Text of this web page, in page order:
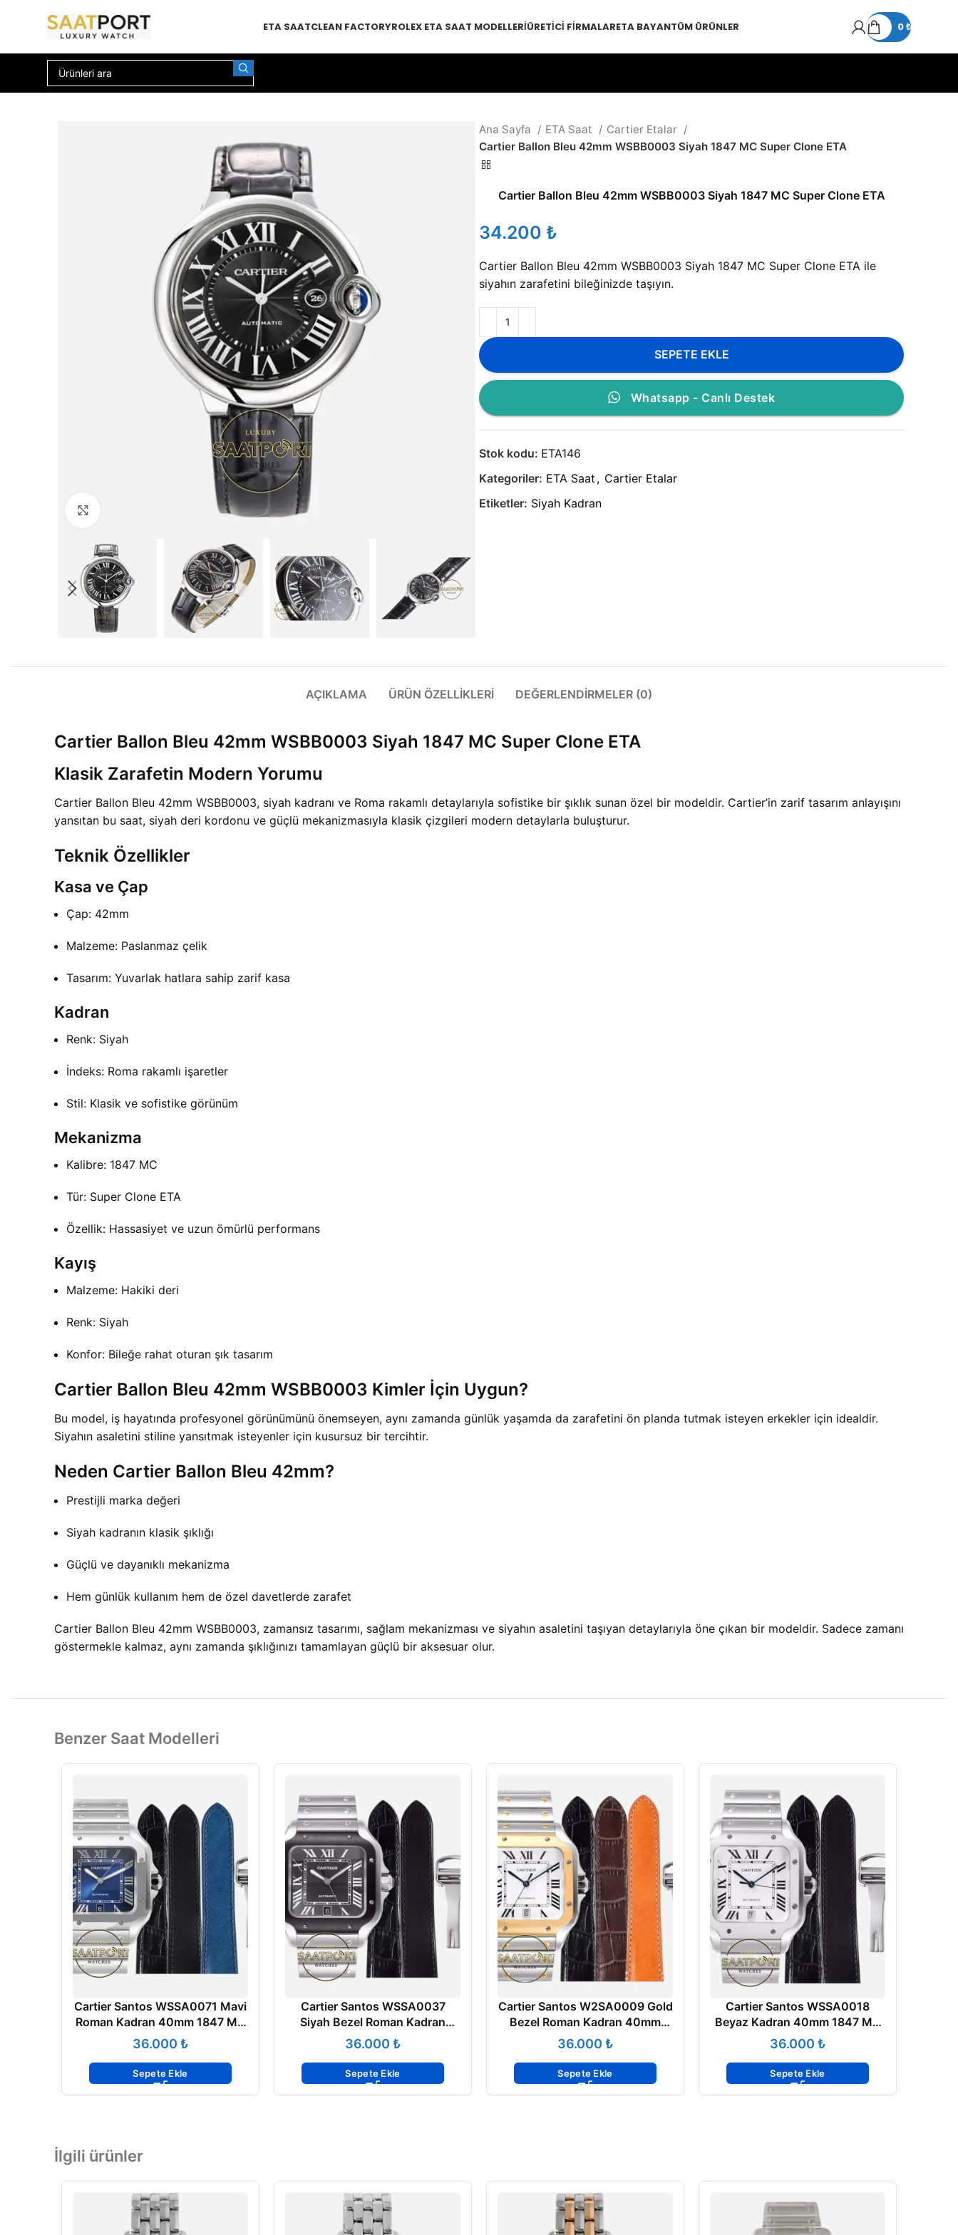
ETA SAATCLEAN FACTORYROLEX ETA SAAT MODELLERIÜRETICI FIRMALARETA BAYANTÜM ÜRÜNLER 0₺
Ana Sayfa ETA Saat
Cartier Etalar
Cartier Ballon Bleu 42mm WSBB0003 Siyah 1847 MC Super Clone ETA
Cartier Ballon Bleu 42mm WSBB0003 Siyah 1847 MC Super Clone ETA
₺
Cartier Ballon Bleu 42mm WSBB0003 Siyah 1847 MC Super Clone ETA ile
siyahın zarafetini bileğinizde taşıyın.
SEPETE EKLE
Whatsapp - Canlı Destek
Stok kodu: ETA146
Kategoriler: ETA Saat , Cartier Etalar
Etiketler: Siyah Kadran
AÇIKLAMA ÜRÜN ÖZELLIKLERI DEĞERLENDIRMELER (0)
Cartier Ballon Bleu 42mm WSBB0003 Siyah 1847 MC Super Clone ETA
Klasik Zarafetin Modern Yorumu
Cartier Ballon Bleu 42mm WSBB0003, siyah kadranı ve Roma rakamlı detaylarıyla sofistike bir şıklık sunan özel bir modeldir. Cartier’in zarif tasarım anlayışını
yansıtan bu saat, siyah deri kordonu ve güçlü mekanizmasıyla klasik çizgileri modern detaylarla buluşturur.
Teknik Özellikler
Kasa ve Çap
Çap: 42mm
Malzeme: Paslanmaz çelik
Tasarım: Yuvarlak hatlara sahip zarif kasa
Kadran
Renk: Siyah
İndeks: Roma rakamlı işaretler
Stil: Klasik ve sofistike görünüm
Mekanizma
Kalibre: 1847 MC
Tür: Super Clone ETA
Özellik: Hassasiyet ve uzun ömürlü performans
Kayış
Malzeme: Hakiki deri
Renk: Siyah
Konfor: Bileğe rahat oturan şık tasarım
Cartier Ballon Bleu 42mm WSBB0003 Kimler İçin Uygun?
Bu model, iş hayatında profesyonel görünümünü önemseyen, aynı zamanda günlük yaşamda da zarafetini ön planda tutmak isteyen erkekler için idealdir.
Siyahın asaletini stiline yansıtmak isteyenler için kusursuz bir tercihtir.
Neden Cartier Ballon Bleu 42mm?
Prestijli marka değeri
Siyah kadranın klasik şıklığı
Güçlü ve dayanıklı mekanizma
Hem günlük kullanım hem de özel davetlerde zarafet
Cartier Ballon Bleu 42mm WSBB0003, zamansız tasarımı, sağlam mekanizması ve siyahın asaletini taşıyan detaylarıyla öne çıkan bir modeldir. Sadece zamanı
göstermekle kalmaz, aynı zamanda şıklığınızı tamamlayan güçlü bir aksesuar olur.
Benzer Saat Modelleri
Cartier Santos WSSA0071 Mavi
Roman Kadran 40mm 1847 MC
Super Clone ETA
₺
Sepete Ekle
Cartier Santos WSSA0037
Siyah Bezel Roman Kadran
40mm 1847 MC Super Clone
ETA
₺
Sepete Ekle
Cartier Santos W2SA0009 Gold
Bezel Roman Kadran 40mm
1847 MC Super Clone ETA
₺
Sepete Ekle
Cartier Santos WSSA0018
Beyaz Kadran 40mm 1847 MC
Super Clone ETA
₺
Sepete Ekle
İlgili ürünler